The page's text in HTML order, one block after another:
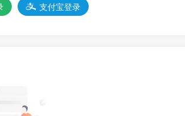
时候，知道了一切。
在一起，熙川也说过最喜欢他了！只是
支付宝登录